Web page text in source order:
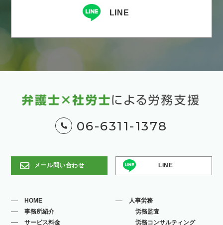
LINE
06-6311-1378
メール問い合わせ LINE
HOME
事務所紹介
サービス料金
人事労務
労務監査
労務コンサルティング